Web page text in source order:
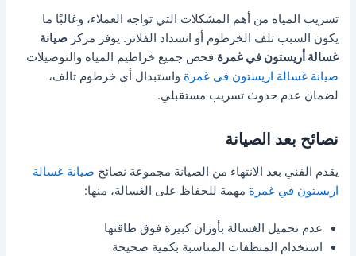
تسريب المياه من أهم المشكلات التي تواجه العملاء، وغالبًا ما
يكون السبب تلف الخرطوم أو انسداد الفلاتر. يوفر مركزصيانة
غسالة أريستون في غمرة فحص جميع خراطيم المياه والتوصيلات
صيانة غسالة اريستون في غمرة واستبدال أي خرطوم تالف،
لضمان عدم حدوث تسريب مستقبلي.
نصائح بعد الصيانة
يقدم الفني بعد الانتهاء من الصيانة مجموعة نصائح صيانة غسالة
اريستون في غمرة مهمة للحفاظ على الغسالة، منها:
عدم تحميل الغسالة بأوزان كبيرة فوق طاقتها
استخدام المنظفات المناسبة بكمية صحيحة